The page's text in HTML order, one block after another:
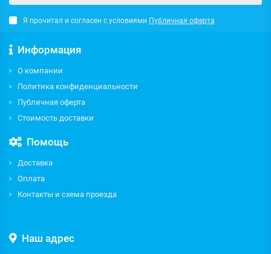
Я прочитал и согласен с условиями Публичная оферта
Информация
О компании
Политика конфиденциальности
Публичная оферта
Стоимость доставки
Помощь
Доставка
Оплата
Контакты и схема проезда
Наш адрес